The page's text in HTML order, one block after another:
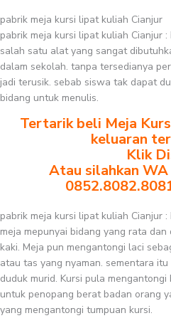
pabrik meja kursi lipat kuliah Cianjur
pabrik meja kursi lipat kuliah Cianjur
salah satu alat yang sangat
dalam sekolah. tanpa tersedianya
jadi terusik. sebab siswa tak dapat
bidang untuk menulis.
Tertarik beli Meja
keluaran
Klik
Atau silahkan WA
pabrik meja kursi lipat kuliah Cianjur
meja mepunyai bidang yang rata
kaki. Meja pun mengantongi laci
atau tas yang nyaman. sementara
duduk murid. Kursi pula
untuk penopang berat badan orang
yang mengantongi tumpuan kursi.